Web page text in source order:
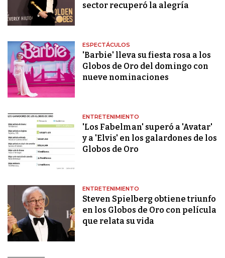
sector recuperó la alegría
ESPECTÁCULOS
'Barbie' lleva su fiesta rosa a los
Globos de Oro del domingo con
nueve nominaciones
ENTRETENIMIENTO
'Los Fabelman' superó a 'Avatar'
y a 'Elvis' en los galardones de los
Globos de Oro
ENTRETENIMIENTO
Steven Spielberg obtiene triunfo
en los Globos de Oro con película
que relata su vida